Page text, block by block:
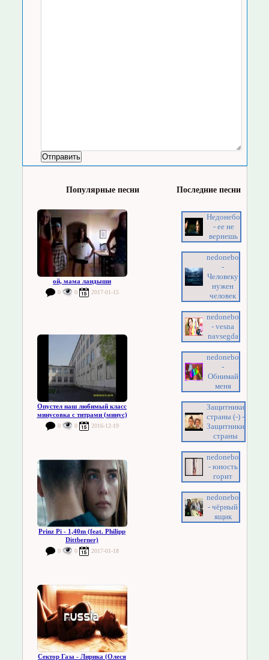
Популярные песни
ой, мама ландыши
0 0 2017-01-15
Опустел наш любимый класс
минусовка с титрами (минус)
0 0 2016-12-19
Prinz Pi - 1,40m (feat. Philipp
Dittberner)
0 0 2017-01-18
Сектор Газа - Лирика (Олеся
Последние песни
Недонебо
- ее не
вернешь
nedonebo
-
Человеку
нужен
человек
nedonebo
- vesna
navsegda
nedonebo
-
Обнимай
меня
Защитники
страны (-) -
Защитники
страны
nedonebo
- юность
горит
nedonebo
- чёрный
ящик